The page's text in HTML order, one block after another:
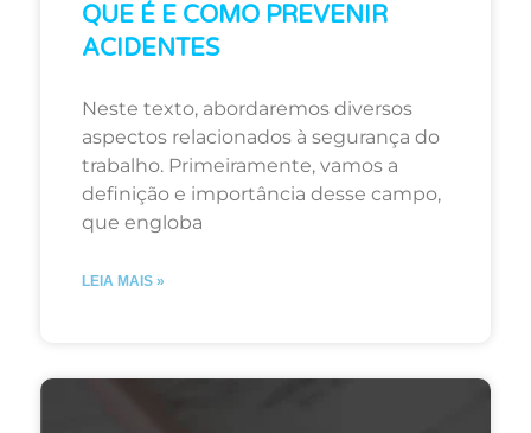
QUE É E COMO PREVENIR
ACIDENTES
Neste texto, abordaremos diversos
aspectos relacionados à segurança do
trabalho. Primeiramente, vamos a
definição e importância desse campo,
que engloba
LEIA MAIS »